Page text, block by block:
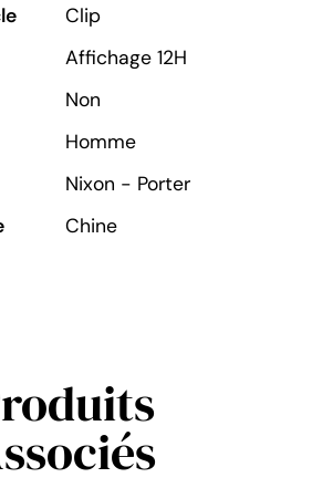
Clip
Affichage 12H
Non
Homme
Nixon - Porter
Chine